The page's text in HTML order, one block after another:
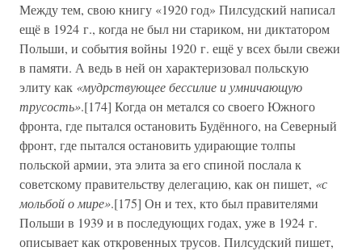
Между тем, свою книгу «1920 год» Пилсудский написал
ещё в 1924 г., когда не был ни стариком, ни диктатором
Польши, и события войны 1920 г. ещё у всех были свежи
в памяти. А ведь в ней он характеризовал польскую
элиту как «мудрствующее бессилие и умничающую
трусость».[174] Когда он метался со своего Южного
фронта, где пытался остановить Будённого, на Северный
фронт, где пытался остановить удирающие толпы
польской армии, эта элита за его спиной послала к
советскому правительству делегацию, как он пишет, «с
мольбой о мире».[175] Он и тех, кто был правителями
Польши в 1939 и в последующих годах, уже в 1924 г.
описывает как откровенных трусов. Пилсудский пишет,